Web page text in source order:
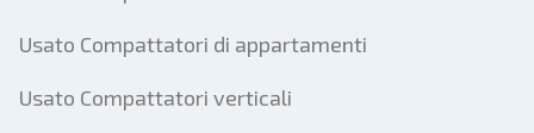
Usato Compattatori di appartamenti
Usato Compattatori verticali